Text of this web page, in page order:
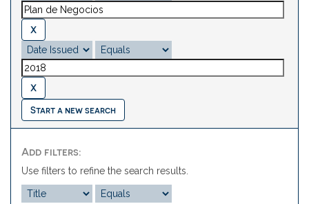
Start a new search
Add filters:
Use filters to refine the search results.